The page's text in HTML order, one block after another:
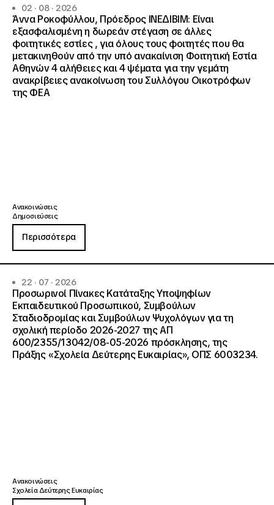
02 · 08 · 2026
Άννα Ροκοφύλλου, Πρόεδρος ΙΝΕΔΙΒΙΜ: Είναι
εξασφαλισμένη η δωρεάν στέγαση σε άλλες
φοιτητικές εστίες , για όλους τους φοιτητές που θα
μετακινηθούν από την υπό ανακαίνιση Φοιτητική Εστία
Αθηνών 4 αλήθειες και 4 ψέματα για την γεμάτη
ανακρίβειες ανακοίνωση του Συλλόγου Οικοτρόφων
της ΦΕΑ
Ανακοινώσεις
Δημοσιεύσεις
Περισσότερα
22 · 07 · 2026
Προσωρινοί Πίνακες Κατάταξης Υποψηφίων
Εκπαιδευτικού Προσωπικού, Συμβούλων
Σταδιοδρομίας και Συμβούλων Ψυχολόγων για τη
σχολική περίοδο 2026-2027 της ΑΠ
600/2355/13042/08-05-2026 πρόσκλησης, της
Πράξης «Σχολεία Δεύτερης Ευκαιρίας», ΟΠΣ 6003234.
Ανακοινώσεις
Σχολεία Δεύτερης Ευκαιρίας